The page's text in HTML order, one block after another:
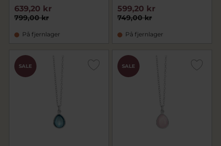
799,00 kr
639,20 kr
På fjernlager
749,00 kr
599,20 kr
På fjernlager
SALE SALE